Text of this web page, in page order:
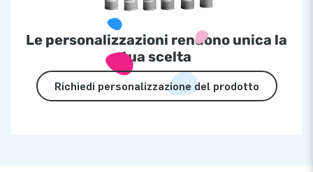
Le personalizzazioni rendono unica la
tua scelta
Richiedi personalizzazione del prodotto